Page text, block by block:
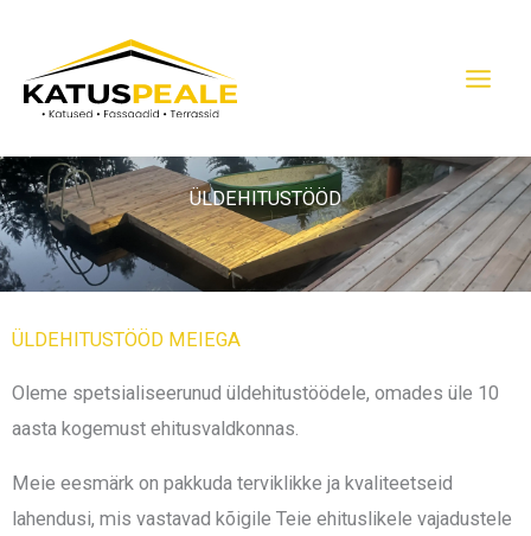
content
ÜLDEHITUSTÖÖD
ÜLDEHITUSTÖÖD MEIEGA
Oleme spetsialiseerunud üldehitustöödele, omades üle 10
aasta kogemust ehitusvaldkonnas.
Meie eesmärk on pakkuda terviklikke ja kvaliteetseid
lahendusi, mis vastavad kõigile Teie ehituslikele vajadustele